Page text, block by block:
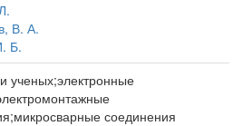
В. А.
Б.
ученых;электронные
соединения